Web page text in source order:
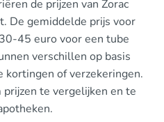
de prijzen van Zorac
De gemiddelde prijs voor
45 euro voor een tube
verschillen op basis
kortingen of verzekeringen.
te vergelijken en te